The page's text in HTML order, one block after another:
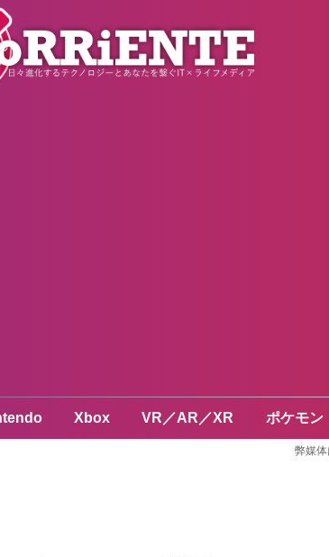
Xbox VR／AR／XR ポケモン
弊媒